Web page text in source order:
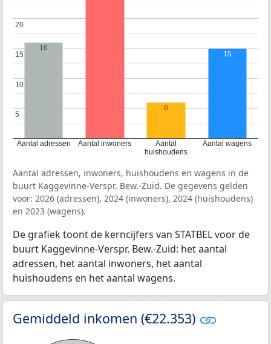
Aantal adressen Aantal inwoners
Aantal
huishoudens
Aantal wagens
5
5
10
10
15
15
20
20
16
6
15
Aantal adressen, inwoners, huishoudens en wagens in de
buurt Kaggevinne-Verspr. Bew.-Zuid. De gegevens gelden
voor: 2026 (adressen), 2024 (inwoners), 2024 (huishoudens)
en 2023 (wagens).
De grafiek toont de kerncijfers van STATBEL voor de
buurt Kaggevinne-Verspr. Bew.-Zuid: het aantal
adressen, het aantal inwoners, het aantal
huishoudens en het aantal wagens.
Gemiddeld inkomen (€22.353)